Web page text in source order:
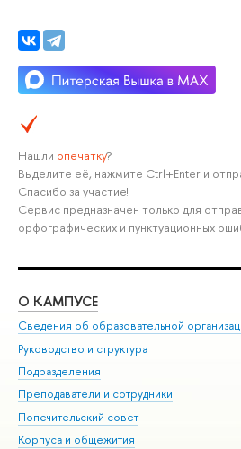
Нашли опечатку?
Выделите её, нажмите Ctrl+Enter и
Спасибо за участие!
Сервис предназначен только для
орфографических и пунктуационных
О КАМПУСЕ
Сведения об образовательной
Руководство и структура
Подразделения
Преподаватели и сотрудники
Попечительский совет
Корпуса и общежития